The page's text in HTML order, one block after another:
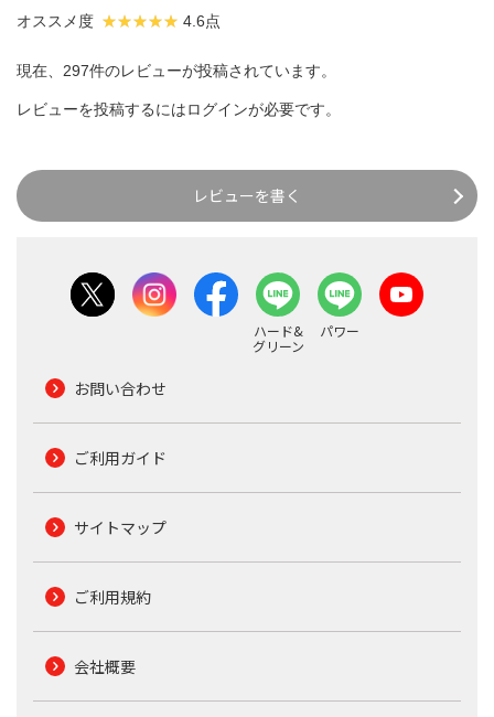
オススメ度 4.6点
現在、297件のレビューが投稿されています。
レビューを投稿するにはログインが必要です。
レビューを書く
ハード&
グリーン
パワー
お問い合わせ
ご利用ガイド
サイトマップ
ご利用規約
会社概要